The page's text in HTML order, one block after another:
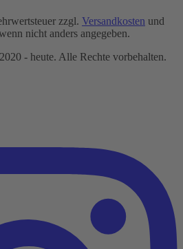
zzgl. Versandkosten und
nicht anders angegeben.
- heute. Alle Rechte vorbehalten.